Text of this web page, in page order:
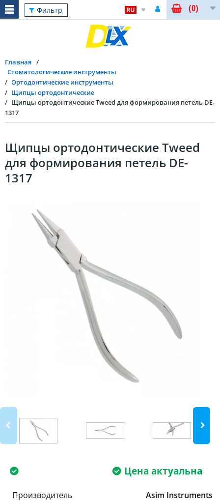
Фильтр (0)
Главная
Стоматологические инструменты
Ортодонтические инструменты
Щипцы ортодонтические
Щипцы ортодонтические Tweed для формирования петель DE-
1317
Щипцы ортодонтические Tweed
для формирования петель DE-
1317
Цена актуальна
Производитель
Asim Instruments